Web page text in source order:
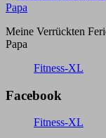
Meine Verrückten
Papa
Fitness-XL
Facebook
Fitness-XL